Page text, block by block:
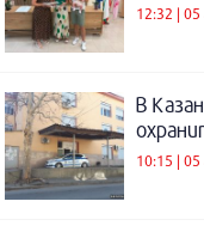
12:32 |
В
10:15 |